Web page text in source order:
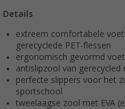
Details
extreem comfortabele
gerecyclede PET-flessen
ergonomisch gevormd
antislipzool van gerecycled
perfecte slippers voor het
sportschool
tweelaagse zool met EVA